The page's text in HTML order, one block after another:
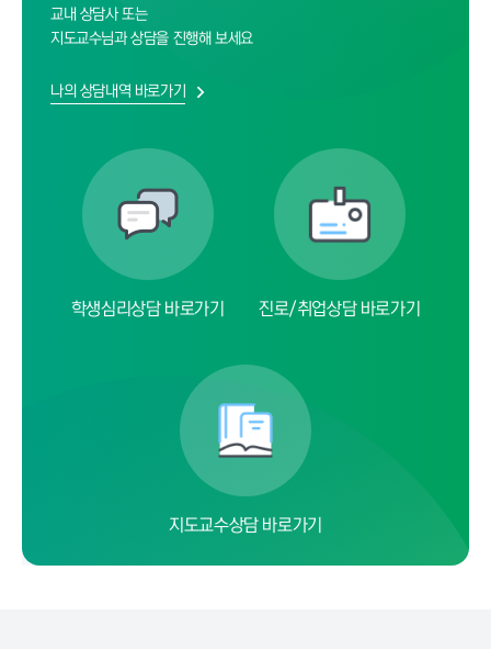
교내 상담사 또는
지도교수님과 상담을 진행해 보세요
나의 상담내역 바로가기
학생심리상담 바로가기 진로/취업상담 바로가기
지도교수상담 바로가기